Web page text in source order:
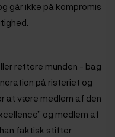
går ikke på kompromis
rettere munden - bag
på risteriet og
at være medlem af den
og medlem af
faktisk stifter